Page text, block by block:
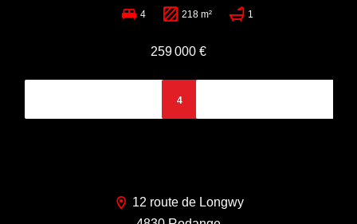
4 218 m² 1
259 000 €
4
12 route de Longwy